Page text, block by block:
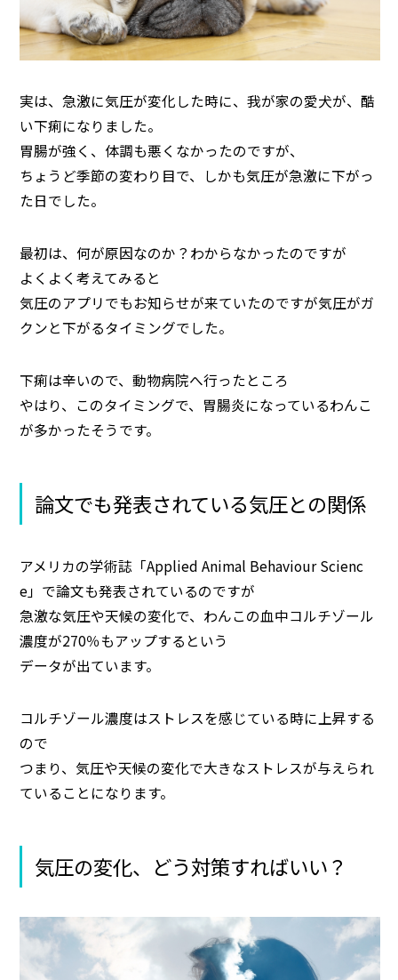
実は、急激に気圧が変化した時に、我が家の愛犬が、酷
い下痢になりました。
胃腸が強く、体調も悪くなかったのですが、
ちょうど季節の変わり目で、しかも気圧が急激に下がっ
た日でした。
最初は、何が原因なのか？わからなかったのですが
よくよく考えてみると
気圧のアプリでもお知らせが来ていたのですが気圧がガ
クンと下がるタイミングでした。
下痢は辛いので、動物病院へ行ったところ
やはり、このタイミングで、胃腸炎になっているわんこ
が多かったそうです。
論文でも発表されている気圧との関係
アメリカの学術誌「Applied Animal Behaviour Scienc
e」で論文も発表されているのですが
急激な気圧や天候の変化で、わんこの血中コルチゾール
濃度が270％もアップするという
データが出ています。
コルチゾール濃度はストレスを感じている時に上昇する
ので
つまり、気圧や天候の変化で大きなストレスが与えられ
ていることになります。
気圧の変化、どう対策すればいい？